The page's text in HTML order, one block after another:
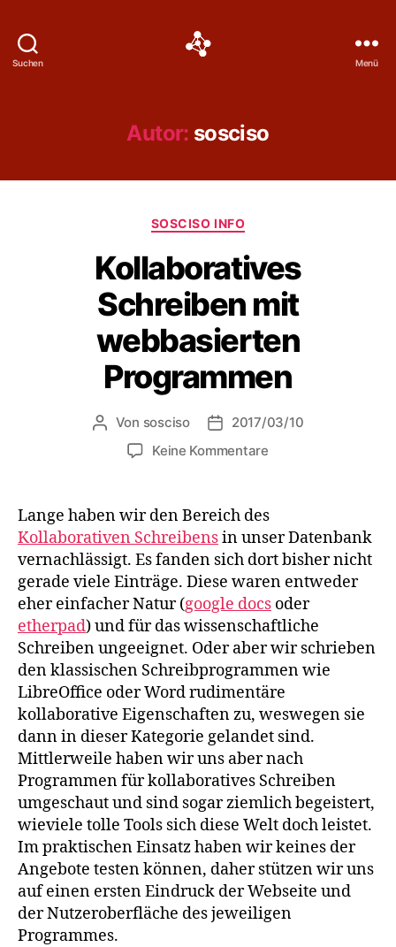
Suchen Menü
Autor: sosciso
Kategorien
SOSCISO INFO
Kollaboratives
Schreiben mit
webbasierten
Programmen
Beitragsautor
Von sosciso Veröffentlichungsdatum
2017/03/10
Keine Kommentarezu
webbasierten
Programmen
Lange haben wir den Bereich des
Kollaborativen Schreibensin unser Datenbank
vernachlässigt. Es fanden sich dort bisher nicht
gerade viele Einträge. Diese waren entweder
eher einfacher Natur (google docs oder
etherpad) und für das wissenschaftliche
Schreiben ungeeignet. Oder aber wir schrieben
den klassischen Schreibprogrammen wie
LibreOffice oder Word rudimentäre
kollaborative Eigenschaften zu, weswegen sie
dann in dieser Kategorie gelandet sind.
Mittlerweile haben wir uns aber nach
Programmen für kollaboratives Schreiben
umgeschaut und sind sogar ziemlich begeistert,
wieviele tolle Tools sich diese Welt doch leistet.
Im praktischen Einsatz haben wir keines der
Angebote testen können, daher stützen wir uns
auf einen ersten Eindruck der Webseite und
der Nutzeroberfläche des jeweiligen
Programmes.